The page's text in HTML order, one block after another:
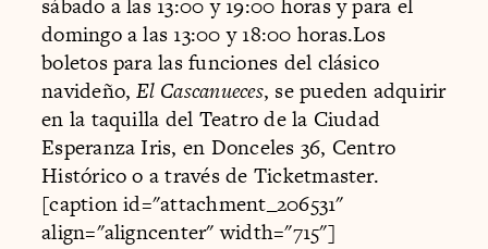
sábado a las 13:00 y 19:00 horas y para el
domingo a las 13:00 y 18:00 horas.Los
boletos para las funciones del clásico
navideño,El Cascanueces, se pueden adquirir
en la taquilla del Teatro de la Ciudad
Esperanza Iris, en Donceles 36, Centro
Histórico o a través de Ticketmaster.
[caption id="attachment_206531"
align="aligncenter" width="715"]